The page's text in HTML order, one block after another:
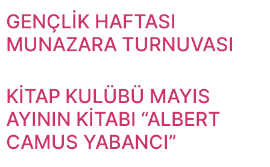
GENÇLİK HAFTASI
MUNAZARA TURNUVASI
KİTAP KULÜBÜ MAYIS
AYININ KİTABI “ALBERT
CAMUS YABANCI”